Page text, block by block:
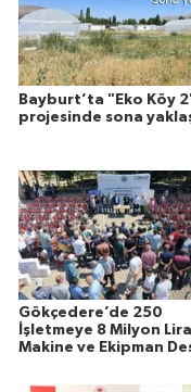
Bayburt’ta "Eko Köy
projesinde sona
Gökçedere’de 250
İşletmeye 8 Milyon
Makine ve Ekipman